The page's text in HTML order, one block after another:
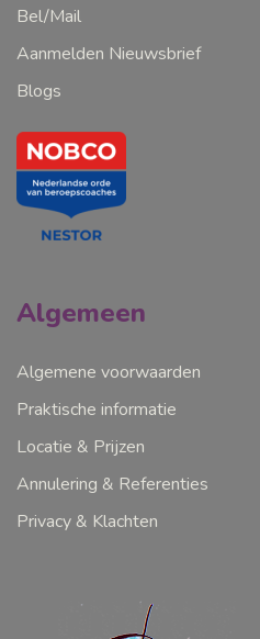
Bel/Mail
Aanmelden Nieuwsbrief
Blogs
Algemeen
Algemene voorwaarden
Praktische informatie
Locatie & Prijzen
Annulering & Referenties
Privacy & Klachten